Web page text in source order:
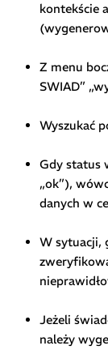
kontekście
Z menu
SWIAD”
Wyszukać
Gdy status
„ok”),
danych w
W sytuacji,
Jeżeli
należy